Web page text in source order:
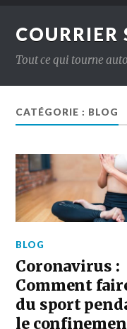
COURRIER
Tout ce qui tourne
CATÉGORIE : BLOG
BLOG
Coronavirus :
Comment
du sport
le